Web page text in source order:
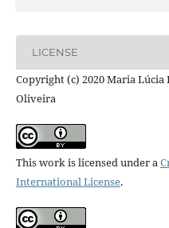
LICENSE
Copyright (c) 2020 Maria
Oliveira
This work is licensed under a
International License.